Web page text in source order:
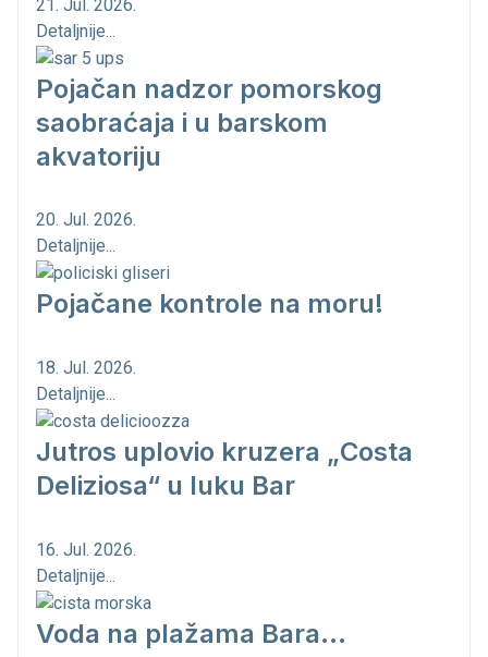
21. Jul. 2026.
Detaljnije...
Pojačan nadzor pomorskog
saobraćaja i u barskom
akvatoriju
20. Jul. 2026.
Detaljnije...
Pojačane kontrole na moru!
18. Jul. 2026.
Detaljnije...
Jutros uplovio kruzera „Costa
Deliziosa“ u luku Bar
16. Jul. 2026.
Detaljnije...
Voda na plažama Bara...